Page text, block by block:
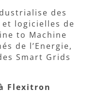
des
logicielles de
to Machine
de l’Energie,
Smart Grids
Flexitron